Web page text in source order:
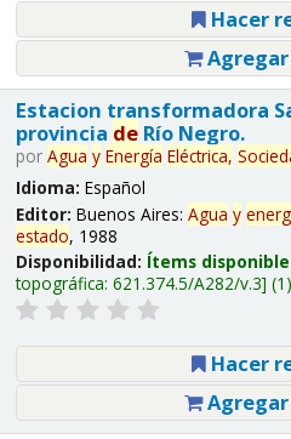
Hacer
Estacion transformadora
provincia deRío Negro.
por Agua y Energía Eléctrica,
Idioma: Español
Editor: Buenos Aires: Agua y
estado, 1988
Disponibilidad: Ítems
topográfica: 621.374.5/A282/v.3
Hacer